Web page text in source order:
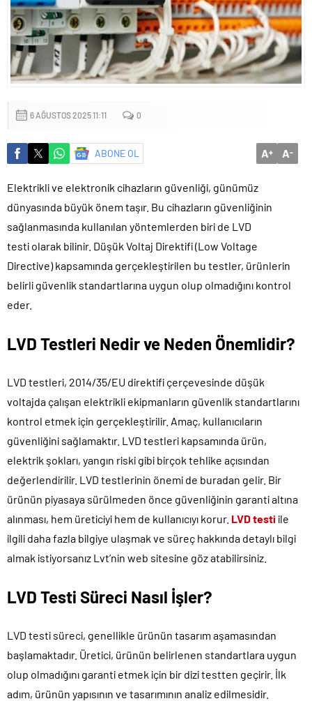
6 AĞUSTOS 2025 11:11 0
ABONE OL A+ A-
Elektrikli ve elektronik cihazların güvenliği, günümüz
dünyasında büyük önem taşır. Bu cihazların güvenliğinin
sağlanmasında kullanılan yöntemlerden biri de LVD
testi olarak bilinir. Düşük Voltaj Direktifi (Low Voltage
Directive) kapsamında gerçekleştirilen bu testler, ürünlerin
belirli güvenlik standartlarına uygun olup olmadığını kontrol
eder.
LVD Testleri Nedir ve Neden Önemlidir?
LVD testleri, 2014/35/EU direktifi çerçevesinde düşük
voltajda çalışan elektrikli ekipmanların güvenlik standartlarını
kontrol etmek için gerçekleştirilir. Amaç, kullanıcıların
güvenliğini sağlamaktır. LVD testleri kapsamında ürün,
elektrik şokları, yangın riski gibi birçok tehlike açısından
değerlendirilir. LVD testlerinin önemi de buradan gelir. Bir
ürünün piyasaya sürülmeden önce güvenliğinin garanti altına
alınması, hem üreticiyi hem de kullanıcıyı korur. LVD testi ile
ilgili daha fazla bilgiye ulaşmak ve süreç hakkında detaylı bilgi
almak istiyorsanız Lvt’nin web sitesine göz atabilirsiniz.
LVD Testi Süreci Nasıl İşler?
LVD testi süreci, genellikle ürünün tasarım aşamasından
başlamaktadır. Üretici, ürünün belirlenen standartlara uygun
olup olmadığını garanti etmek için bir dizi testten geçirir. İlk
adım, ürünün yapısının ve tasarımının analiz edilmesidir.